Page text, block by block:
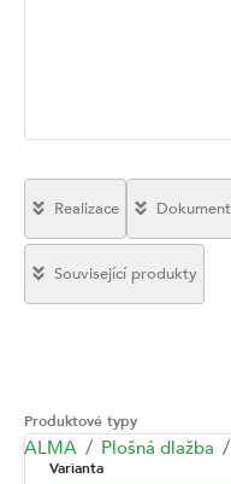
Produktové typy
ALMA Plošná dlažba
Varianta
Realizace
Související produkty